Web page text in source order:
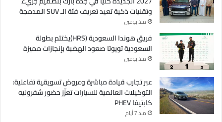
وتقنيات ذكية تعيد تعريف فئة الـ SUV المدمجة
منذ يومين
فريق هوندا السعودية (HRS)يختتم بطولة
السعودية تويوتا صعود الهضبة بإنجازات مميزة
منذ يومين
عبر تجارب قيادة مباشرة وعروض تسويقية تفاعلية:
التوكيلات العالمية للسيارات تعزّز حضور شفروليه
كابتيفا PHEV
منذ 7 أيام